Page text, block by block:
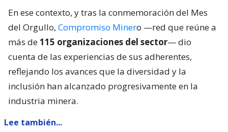
En ese contexto, y tras la conmemoración del Mes
del Orgullo, Compromiso Minero —red que reúne a
más de115 organizaciones del sector— dio
cuenta de las experiencias de sus adherentes,
reflejando los avances que la diversidad y la
inclusión han alcanzado progresivamente en la
industria minera.
Lee también...